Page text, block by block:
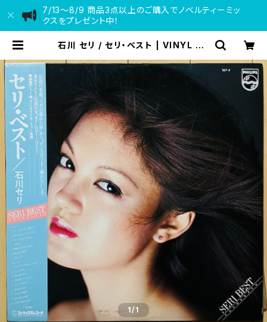
7/13〜8/9 商品3点以上のご購入でノベルティーミッ
クスをプレゼント中！
石川 セリ / セリ・ベスト | VINYL DE
1/1